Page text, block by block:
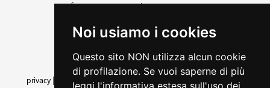
Noi usiamo i cookies
Questo sito NON utilizza alcun cookie
di profilazione. Se vuoi saperne di più
leggi l'informativa estesa sull'uso dei
c.f. 80014930327; p.iva 00526040324
+39 040 3771111
amministrazione trasparente
privacy
cookie |note legali accessibilità
dichiarazione di